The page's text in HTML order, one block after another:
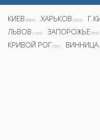
КИЕВ (8800) ХАРЬКОВ (5922)
ЛЬВОВ (1282) ЗАПОРОЖЬЕ (855)
КРИВОЙ РОГ (392) ВИННИЦА